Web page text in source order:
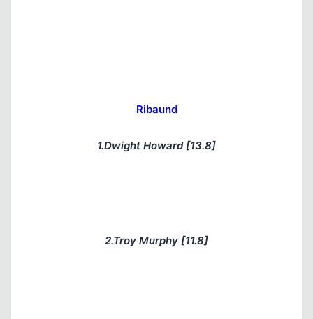
Ribaund
1.Dwight Howard [13.8]
2.Troy Murphy [11.8]